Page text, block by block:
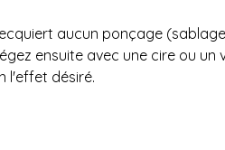
aucun ponçage
ensuite avec une cire ou un
l'effet désiré.